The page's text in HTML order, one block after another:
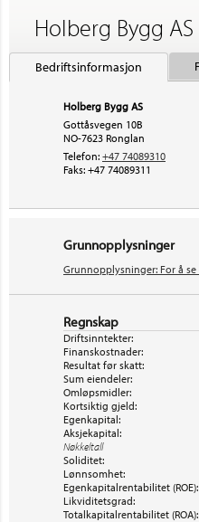
Holberg Bygg AS
Bedriftsinformasjon
Holberg Bygg AS
Gottåsvegen 10B
NO-7623 Ronglan
Telefon: +47 74089310
Faks: +47 74089311
Grunnopplysninger
Grunnopplysninger: For å
Regnskap
Driftsinntekter:
Finanskostnader:
Resultat før skatt:
Sum eiendeler:
Omløpsmidler:
Kortsiktig gjeld:
Egenkapital:
Aksjekapital:
Nøkkeltall
Soliditet:
Lønnsomhet:
Egenkapitalrentabilitet (ROE):
Likviditetsgrad:
Totalkapitalrentabilitet (ROA):